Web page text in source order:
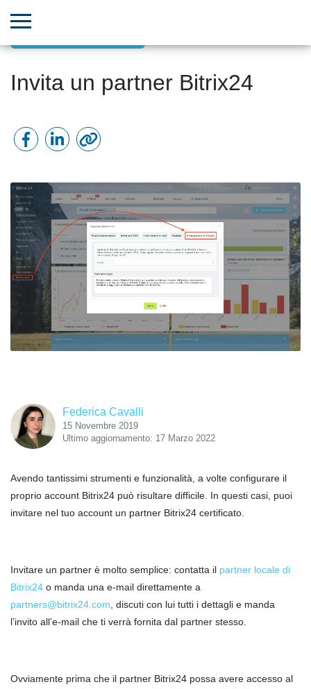
Invita un partner Bitrix24
Federica Cavalli
15 Novembre 2019
Ultimo aggiornamento: 17 Marzo 2022
Avendo tantissimi strumenti e funzionalità, a volte configurare il
proprio account Bitrix24 può risultare difficile. In questi casi, puoi
invitare nel tuo account un partner Bitrix24 certificato.
Invitare un partner è molto semplice: contatta il partner locale di
Bitrix24 o manda una e-mail direttamente a
partners@bitrix24.com , discuti con lui tutti i dettagli e manda
l’invito all’e-mail che ti verrà fornita dal partner stesso.
Ovviamente prima che il partner Bitrix24 possa avere accesso al